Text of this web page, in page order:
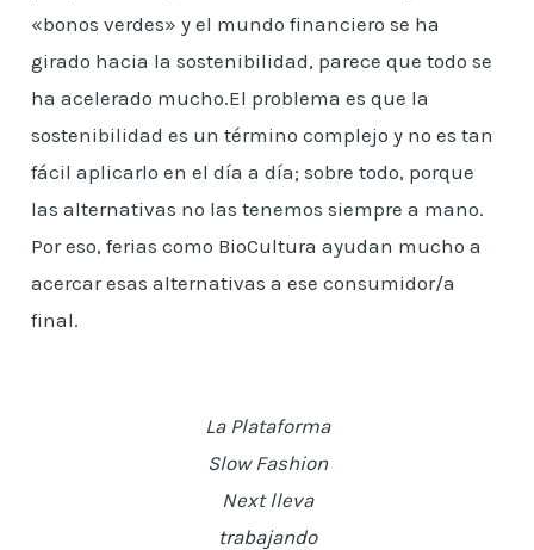
«bonos verdes» y el mundo financiero se ha
girado hacia la sostenibilidad, parece que todo se
ha acelerado mucho.El problema es que la
sostenibilidad es un término complejo y no es tan
fácil aplicarlo en el día a día; sobre todo, porque
las alternativas no las tenemos siempre a mano.
Por eso, ferias como BioCultura ayudan mucho a
acercar esas alternativas a ese consumidor/a
final.
La Plataforma
Slow Fashion
Next lleva
trabajando